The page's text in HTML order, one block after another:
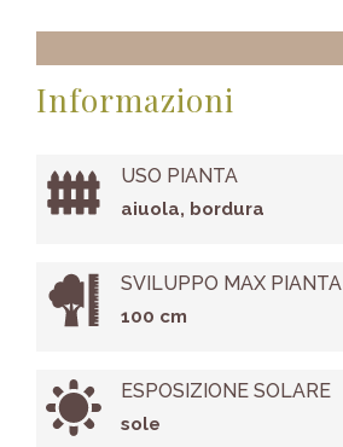
Informazioni
USO PIANTA
aiuola, bordura
SVILUPPO MAX PIANTA
100 cm
ESPOSIZIONE SOLARE
sole